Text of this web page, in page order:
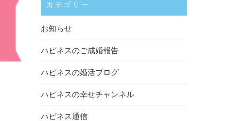
カテゴリー
お知らせ
ハピネスのご成婚報告
ハピネスの婚活ブログ
ハピネスの幸せチャンネル
ハピネス通信